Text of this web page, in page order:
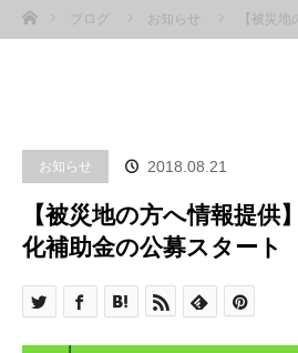
ブログ
お知らせ 【被災
お知らせ 2018.08.21
【被災地の方へ情報提
化補助金の公募スタート